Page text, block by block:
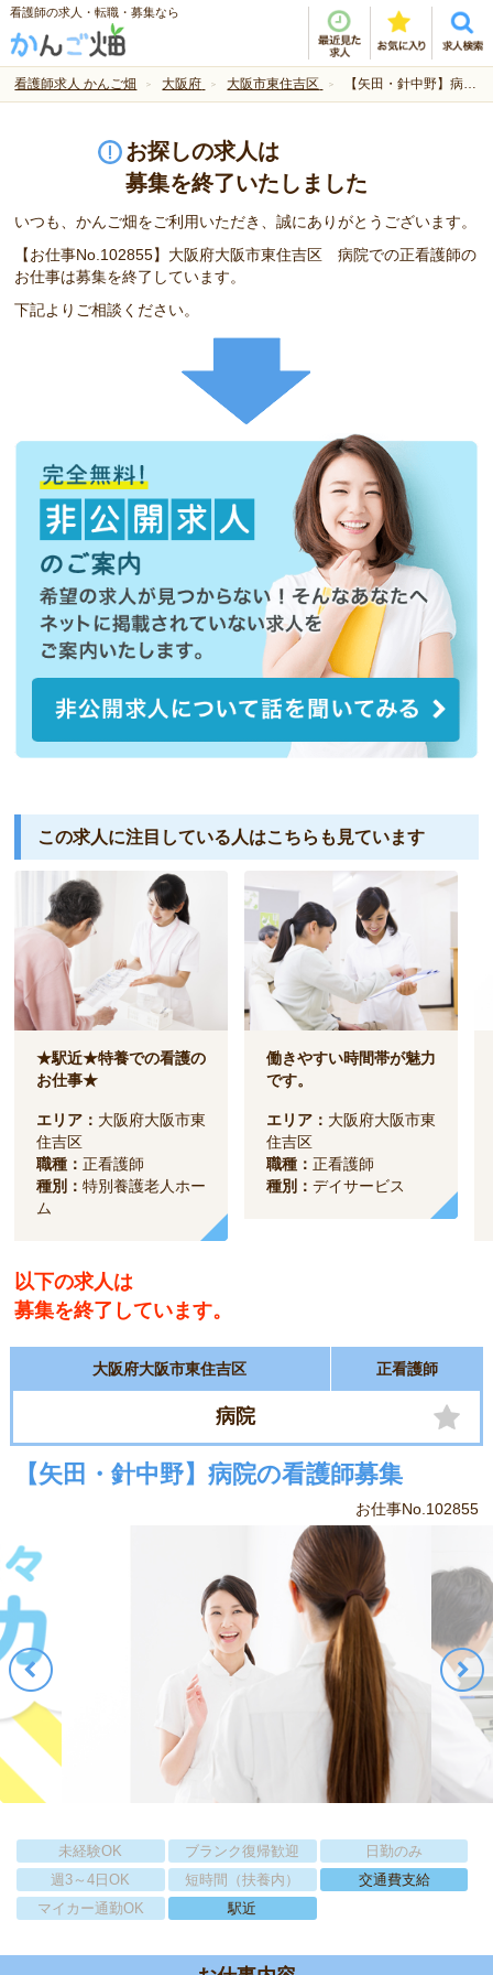
看護師の求人・転職・募集なら
看護師求人 かんご畑 大阪府 大阪市東住吉区 【矢田・針中野】病院の看護師募集
お探しの求人は
募集を終了いたしました
いつも、かんご畑をご利用いただき、誠にありがとうございます。
【お仕事No.102855】大阪府大阪市東住吉区 病院での正看護師の
お仕事は募集を終了しています。
下記よりご相談ください。
この求人に注目している人はこちらも見ています
★駅近★特養での看護の
お仕事★
エリア： 大阪府大阪市東
住吉区
職種：正看護師
種別：特別養護老人ホー
ム
働きやすい時間帯が魅力
です。
エリア： 大阪府大阪市東
住吉区
職種：正看護師
種別：デイサービス
以下の求人は
募集を終了しています。
大阪府大阪市東住吉区 正看護師
病院
【矢田・針中野】病院の看護師募集
お仕事No.102855
未経験OK ブランク復帰歓迎
日勤のみ
週3～4日OK
短時間（扶養内）
交通費支給
マイカー通勤OK
駅近